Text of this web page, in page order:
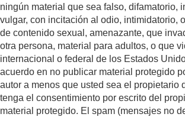
ningún material que sea falso, difamatorio,
vulgar, con incitación al odio, intimidatorio,
de contenido sexual, amenazante, que
otra persona, material para adultos, o que
internacional o federal de los Estados
acuerdo en no publicar material protegido
autor a menos que usted sea el propietario
tenga el consentimiento por escrito del
material protegido. El spam (mensajes no